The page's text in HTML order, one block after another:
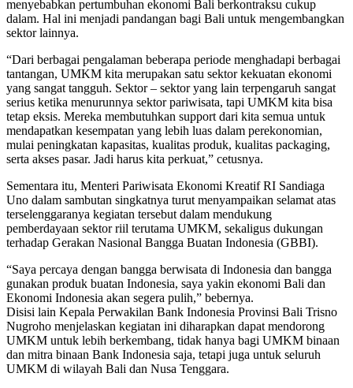
menyebabkan pertumbuhan ekonomi Bali berkontraksu cukup
dalam. Hal ini menjadi pandangan bagi Bali untuk mengembangkan
sektor lainnya.
“Dari berbagai pengalaman beberapa periode menghadapi berbagai
tantangan, UMKM kita merupakan satu sektor kekuatan ekonomi
yang sangat tangguh. Sektor – sektor yang lain terpengaruh sangat
serius ketika menurunnya sektor pariwisata, tapi UMKM kita bisa
tetap eksis. Mereka membutuhkan support dari kita semua untuk
mendapatkan kesempatan yang lebih luas dalam perekonomian,
mulai peningkatan kapasitas, kualitas produk, kualitas packaging,
serta akses pasar. Jadi harus kita perkuat,” cetusnya.
Sementara itu, Menteri Pariwisata Ekonomi Kreatif RI Sandiaga
Uno dalam sambutan singkatnya turut menyampaikan selamat atas
terselenggaranya kegiatan tersebut dalam mendukung
pemberdayaan sektor riil terutama UMKM, sekaligus dukungan
terhadap Gerakan Nasional Bangga Buatan Indonesia (GBBI).
“Saya percaya dengan bangga berwisata di Indonesia dan bangga
gunakan produk buatan Indonesia, saya yakin ekonomi Bali dan
Ekonomi Indonesia akan segera pulih,” bebernya.
Disisi lain Kepala Perwakilan Bank Indonesia Provinsi Bali Trisno
Nugroho menjelaskan kegiatan ini diharapkan dapat mendorong
UMKM untuk lebih berkembang, tidak hanya bagi UMKM binaan
dan mitra binaan Bank Indonesia saja, tetapi juga untuk seluruh
UMKM di wilayah Bali dan Nusa Tenggara.